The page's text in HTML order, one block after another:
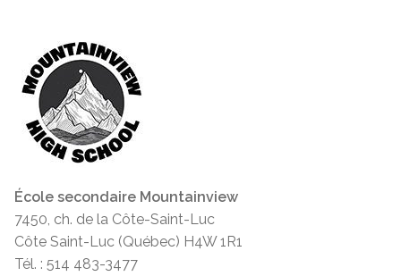
École secondaire Mountainview
7450, ch. de la Côte-Saint-Luc
Côte Saint-Luc (Québec) H4W 1R1
Tél. : 514 483-3477